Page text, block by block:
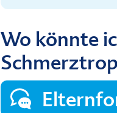
Wo könnte